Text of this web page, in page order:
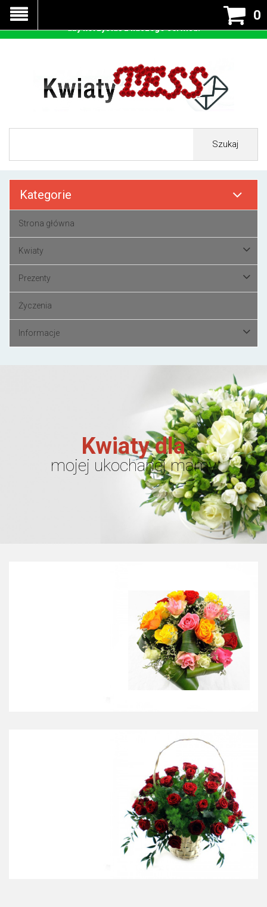
0
Szukaj
Kategorie
Strona główna
Kwiaty
Prezenty
Życzenia
Informacje
Kwiaty dla
mojej ukochanej mamy
Nasza strona korzysta z cookies - czyli tzw ciastek w celu
prawidłowego działania. Zaakceptuj przyjmowanie cookies
aby korzystać z naszego serwisu.